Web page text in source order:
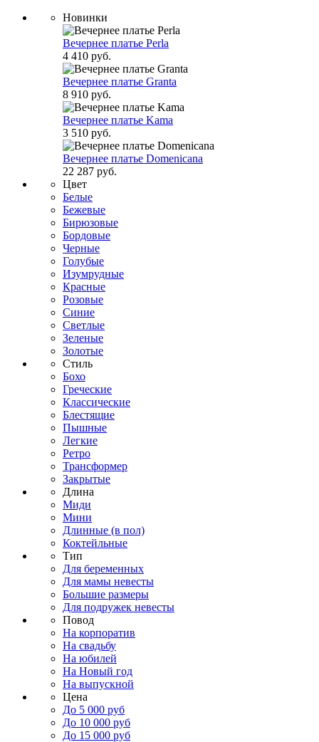
Новинки
Вечернее платье Perla
4 410 руб.
Вечернее платье Granta
8 910 руб.
Вечернее платье Kama
3 510 руб.
Вечернее платье Domenicana
22 287 руб.
Цвет
Белые
Бежевые
Бирюзовые
Бордовые
Черные
Голубые
Изумрудные
Красные
Розовые
Синие
Светлые
Зеленые
Золотые
Стиль
Бохо
Греческие
Классические
Блестящие
Пышные
Легкие
Ретро
Трансформер
Закрытые
Длина
Миди
Мини
Длинные (в пол)
Коктейльные
Тип
Для беременных
Для мамы невесты
Большие размеры
Для подружек невесты
Повод
На корпоратив
На свадьбу
На юбилей
На Новый год
На выпускной
Цена
До 5 000 руб
До 10 000 руб
До 15 000 руб